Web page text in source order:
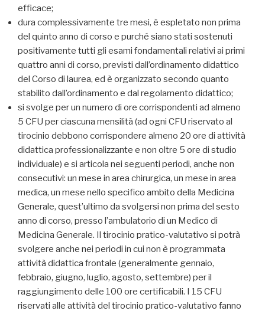
efficace;
dura complessivamente tre mesi, è espletato non prima
del quinto anno di corso e purché siano stati sostenuti
positivamente tutti gli esami fondamentali relativi ai primi
quattro anni di corso, previsti dall’ordinamento didattico
del Corso di laurea, ed è organizzato secondo quanto
stabilito dall’ordinamento e dal regolamento didattico;
si svolge per un numero di ore corrispondenti ad almeno
5 CFU per ciascuna mensilità (ad ogni CFU riservato al
tirocinio debbono corrispondere almeno 20 ore di attività
didattica professionalizzante e non oltre 5 ore di studio
individuale) e si articola nei seguenti periodi, anche non
consecutivi: un mese in area chirurgica, un mese in area
medica, un mese nello specifico ambito della Medicina
Generale, quest’ultimo da svolgersi non prima del sesto
anno di corso, presso l’ambulatorio di un Medico di
Medicina Generale. Il tirocinio pratico-valutativo si potrà
svolgere anche nei periodi in cui non è programmata
attività didattica frontale (generalmente gennaio,
febbraio, giugno, luglio, agosto, settembre) per il
raggiungimento delle 100 ore certificabili. I 15 CFU
riservati alle attività del tirocinio pratico-valutativo fanno